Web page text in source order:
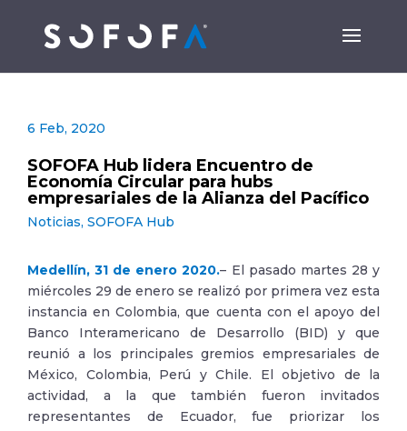
6 Feb, 2020
SOFOFA Hub lidera Encuentro de
Economía Circular para hubs
empresariales de la Alianza del Pacífico
Noticias, SOFOFA Hub
Medellín, 31 de enero 2020.– El pasado martes 28 y
miércoles 29 de enero se realizó por primera vez esta
instancia en Colombia, que cuenta con el apoyo del
Banco Interamericano de Desarrollo (BID) y que
reunió a los principales gremios empresariales de
México, Colombia, Perú y Chile. El objetivo de la
actividad, a la que también fueron invitados
representantes de Ecuador, fue priorizar los